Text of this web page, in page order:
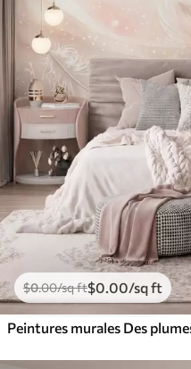
$0.00/sq ft$0.00/sq ft